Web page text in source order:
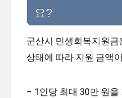
요?
군산시 민생회복지원금
상태에 따라 지원 금액
– 1인당 최대 30만 원을